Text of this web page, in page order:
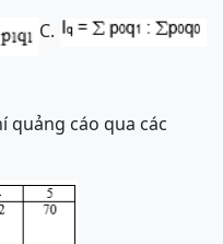
C.
quảng cáo qua các